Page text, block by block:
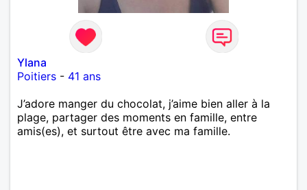
Ylana
Poitiers - 41 ans
J’adore manger du chocolat, j’aime bien aller à la
plage, partager des moments en famille, entre
amis(es), et surtout être avec ma famille.